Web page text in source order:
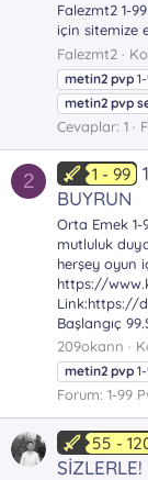
Falezmt2 1-
için sitemize
Falezmt2
metin2 pvp
metin2 pvp
Cevaplar: 1
2 1 - 99
BUYRUN
Orta Emek
mutluluk
herşey oyun
https://
Link:https://
Başlangıç
209okann
metin2 pvp
Forum: 1-99
55 -
SİZLERLE!